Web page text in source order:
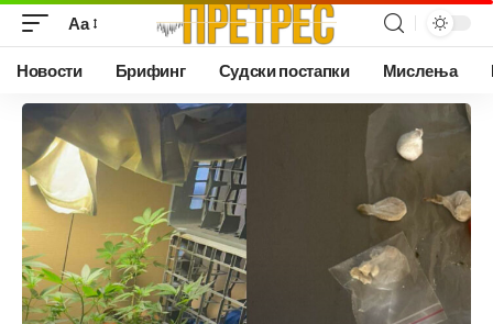
Аа
Новости Брифинг Судски постапки Мислења